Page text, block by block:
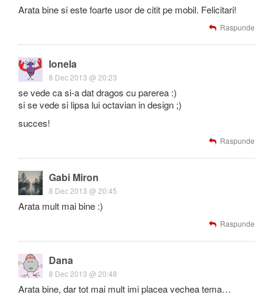
Arata bine si este foarte usor de citit pe mobil. Felicitari!
Raspunde
Ionela
8 Dec 2013 @ 20:23
se vede ca si-a dat dragos cu parerea :)
si se vede si lipsa lui octavian in design ;)
succes!
Raspunde
Gabi Miron
8 Dec 2013 @ 20:45
Arata mult mai bine :)
Raspunde
Dana
8 Dec 2013 @ 20:48
Arata bine, dar tot mai mult imi placea vechea tema…